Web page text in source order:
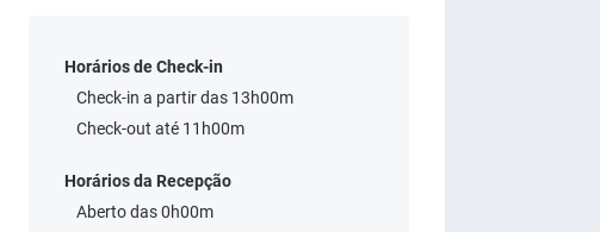
Horários de Check-in
Check-in a partir das 13h00m
Check-out até 11h00m
Horários da Recepção
Aberto das 0h00m